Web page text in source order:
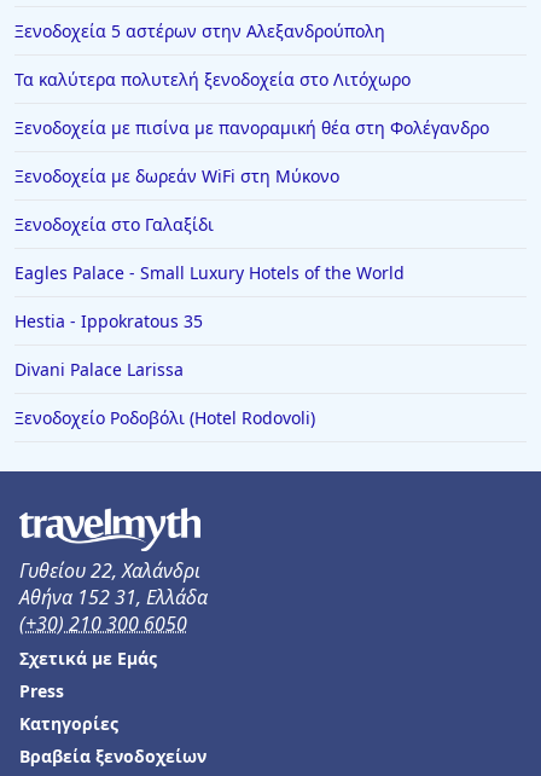
Ξενοδοχεία 5 αστέρων στην Αλεξανδρούπολη
Τα καλύτερα πολυτελή ξενοδοχεία στο Λιτόχωρο
Ξενοδοχεία με πισίνα με πανοραμική θέα στη Φολέγανδρο
Ξενοδοχεία με δωρεάν WiFi στη Μύκονο
Ξενοδοχεία στο Γαλαξίδι
Eagles Palace - Small Luxury Hotels of the World
Hestia - Ippokratous 35
Divani Palace Larissa
Ξενοδοχείο Ροδοβόλι (Hotel Rodovoli)
Γυθείου 22, Χαλάνδρι
Αθήνα 152 31, Ελλάδα
(+30) 210 300 6050
Σχετικά με Εμάς
Press
Κατηγορίες
Βραβεία ξενοδοχείων